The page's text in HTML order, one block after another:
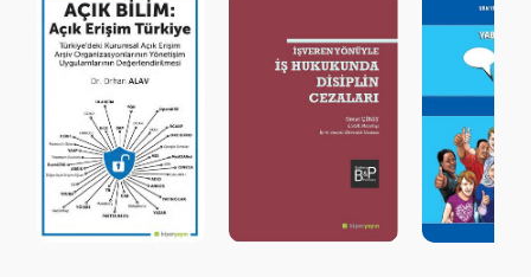
QR Code taraması başarılı.
Sistemi kurumu ile kullanıyorsunuz.